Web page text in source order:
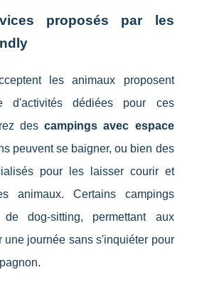
proposés par les
les animaux proposent
d'activités dédiées pour ces
descampings avec espace
peuvent se baigner, ou bien des
pour les laisser courir et
animaux. Certains campings
dog-sitting, permettant aux
une journée sans s'inquiéter pour